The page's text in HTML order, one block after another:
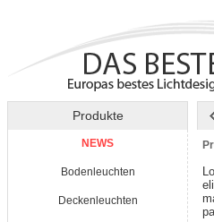
Produkte
NEWS
Bodenleuchten
Deckenleuchten